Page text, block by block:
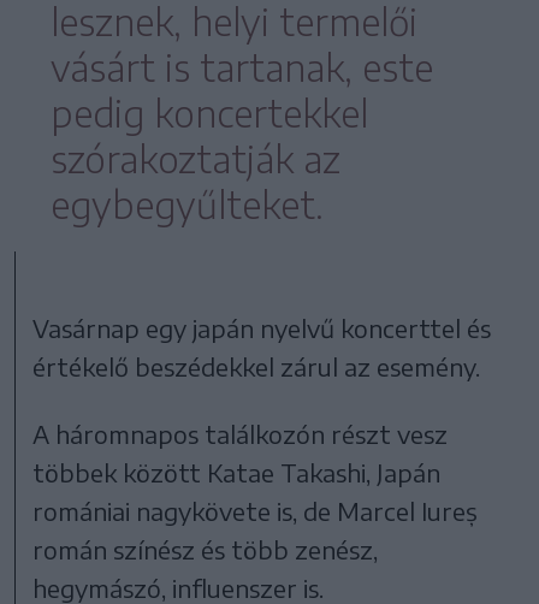
lesznek, helyi termelői
vásárt is tartanak, este
pedig koncertekkel
szórakoztatják az
egybegyűlteket.
Vasárnap egy japán nyelvű koncerttel és
értékelő beszédekkel zárul az esemény.
A háromnapos találkozón részt vesz
többek között Katae Takashi, Japán
romániai nagykövete is, de Marcel Iureș
román színész és több zenész,
hegymászó, influenszer is.